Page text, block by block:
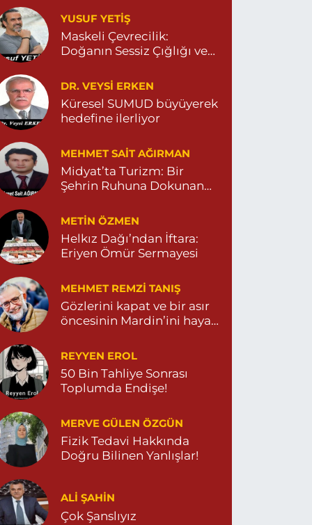
Yeni Eczanesi
MAHALLE 3086 SOKAK NO:2 4 04825413156
0 (482) 541 31 56 Yol Tarifi Al
İlknur Eczanesi
MAH. VATAN CAD. NO:2A 04825911091
0 (482) 591 10 91 Yol Tarifi Al
Turan Eczanesi
MAHALLE KISMETLİ CADDE NO:59D
OCAĞI YANI 04823813670
YUSUF YETİŞ
Maskeli Çevrecilik:
Doğanın Sessiz Çığlığı ve
DR. VEYSI ERKEN
Küresel SUMUD büyüyerek
hedefine ilerliyor
MEHMET SAIT AĞIRMAN
Midyat’ta Turizm: Bir
Şehrin Ruhuna Dokunan
METIN ÖZMEN
Helkız Dağı’ndan İftara:
Eriyen Ömür Sermayesi
MEHMET REMZI TANIŞ
Gözlerini kapat ve bir asır
öncesinin Mardin’ini hayal
REYYEN EROL
50 Bin Tahliye Sonrası
Toplumda Endişe!
MERVE GÜLEN ÖZGÜN
Fizik Tedavi Hakkında
Doğru Bilinen Yanlışlar!
ALI ŞAHİN
Çok Şanslıyız